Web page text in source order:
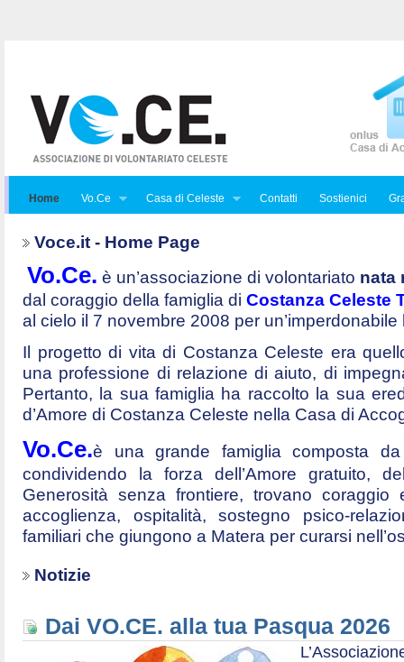
Home Vo.Ce Casa di Celeste Contatti Sostienici
Voce.it - Home Page
Vo.Ce. è un’associazione di volontariato nata
dal coraggio della famiglia di Costanza Celeste
al cielo il 7 novembre 2008 per
Il progetto di vita di Costanza Celeste era
una professione di relazione di aiuto, di
Pertanto, la sua famiglia ha raccolto la sua
d’Amore di Costanza Celeste nella Casa di
Vo.Ce.è una grande famiglia composta
condividendo la forza dell’Amore gratuito,
Generosità senza frontiere, trovano
accoglienza, ospitalità, sostegno psico-
familiari che giungono a Matera per curarsi
Notizie
Dai VO.CE. alla tua Pasqua 2026